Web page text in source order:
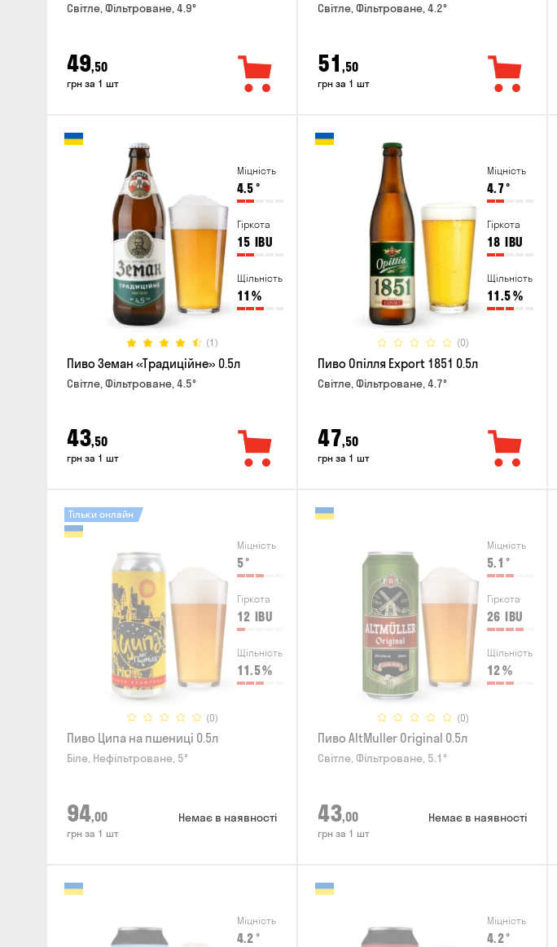
Світле, Фільтроване, 4.9°
49,50
грн за 1 шт
Світле, Фільтроване, 4.2°
51 ,50
грн за 1 шт
Міцність
4.5°
Гіркота
15 IBU
Щільність
11 %
(1)
Пиво Земан «Традиційне» 0.5л
Світле, Фільтроване, 4.5°
43,50
грн за 1 шт
Міцність
4.7°
Гіркота
18 IBU
Щільність
11.5%
(0)
Пиво Опілля Export 1851 0.5л
Світле, Фільтроване, 4.7°
47,50
грн за 1 шт
Міцність
5°
Гіркота
12 IBU
Щільність
11.5%
(0)
Тільки онлайн
Пиво Ципа на пшениці 0.5л
Біле, Нефільтроване, 5°
94,00
грн за 1 шт
Немає в наявності
Міцність
5.1 °
Гіркота
26 IBU
Щільність
12%
(0)
Пиво AltMuller Original 0.5л
Світле, Фільтроване, 5.1°
43,00
грн за 1 шт
Немає в наявності
Міцність
4.2 °
Міцність
4.2°